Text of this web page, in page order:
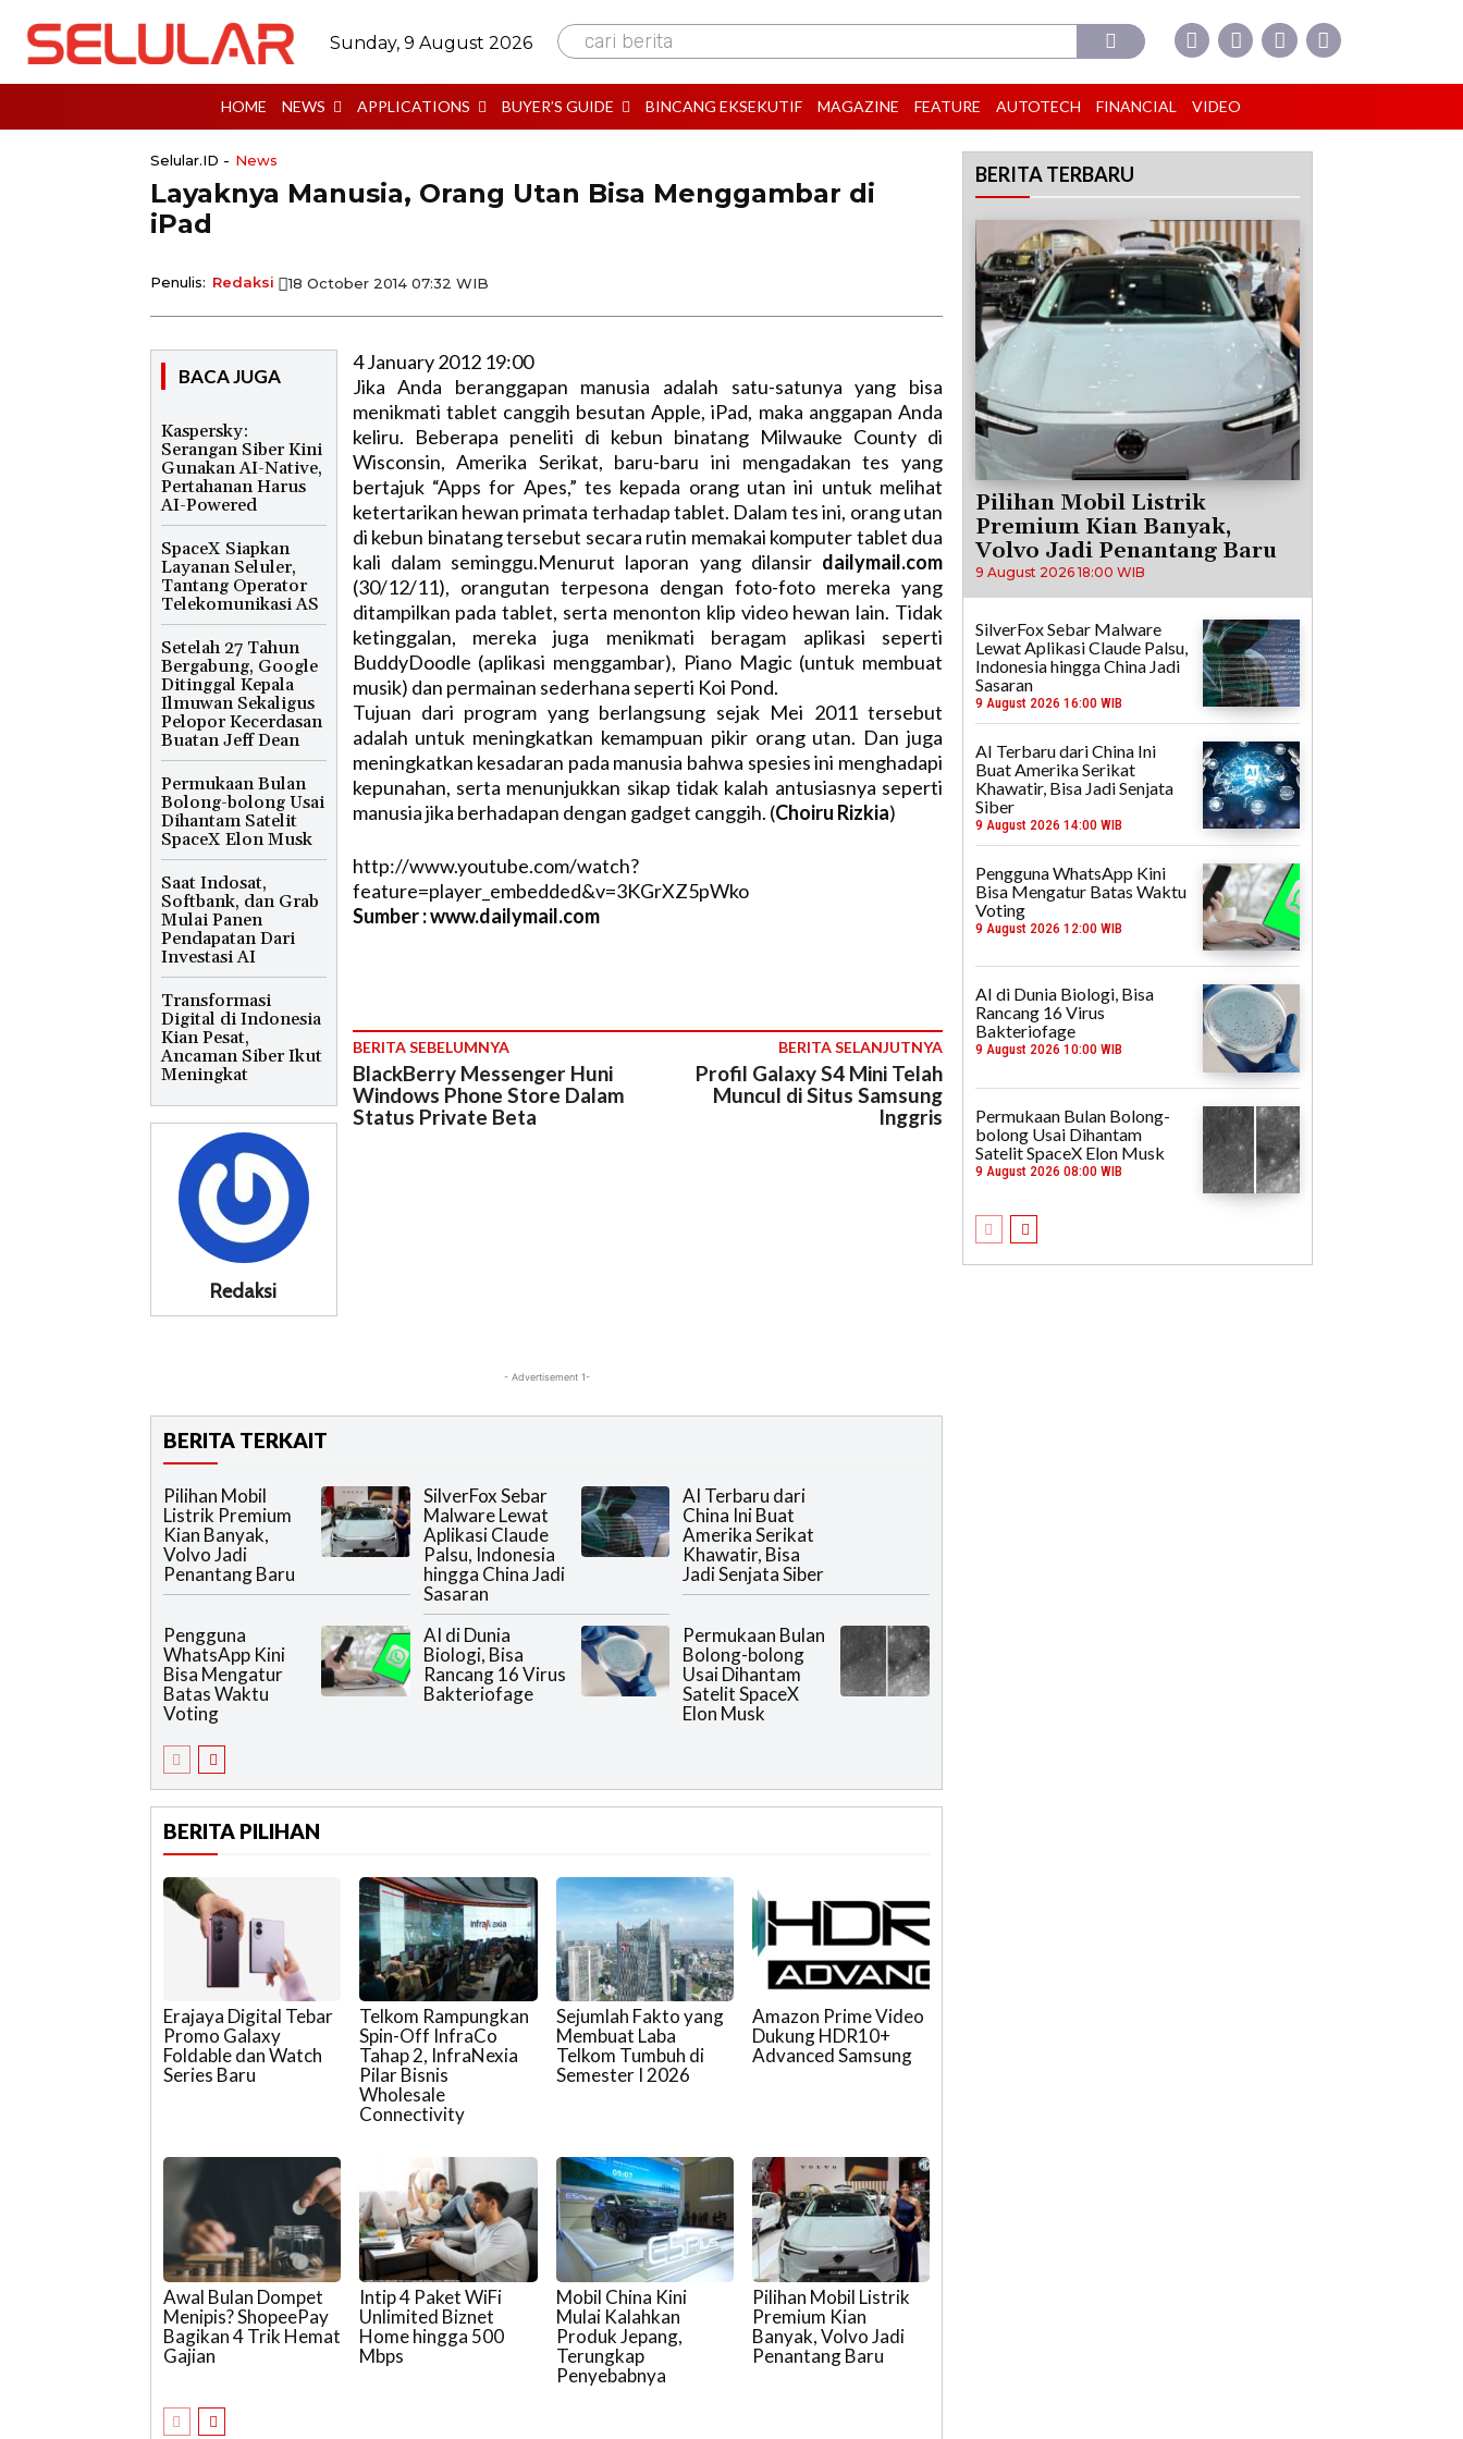
Sunday, 9 August 2026 cari berita
HOME NEWS APPLICATIONS BUYER’S GUIDE BINCANG EKSEKUTIF MAGAZINE FEATURE AUTOTECH FINANCIAL VIDEO
Selular.ID - News
Layaknya Manusia, Orang Utan Bisa Menggambar di
iPad
Penulis: Redaksi 18 October 2014 07:32 WIB
BACA JUGA
Kaspersky:
Serangan Siber Kini
Gunakan AI-Native,
Pertahanan Harus
AI-Powered
SpaceX Siapkan
Layanan Seluler,
Tantang Operator
Telekomunikasi AS
Setelah 27 Tahun
Bergabung, Google
Ditinggal Kepala
Ilmuwan Sekaligus
Pelopor Kecerdasan
Buatan Jeff Dean
Permukaan Bulan
Bolong-bolong Usai
Dihantam Satelit
SpaceX Elon Musk
Saat Indosat,
Softbank, dan Grab
Mulai Panen
Pendapatan Dari
Investasi AI
Transformasi
Digital di Indonesia
Kian Pesat,
Ancaman Siber Ikut
Meningkat
Redaksi
4 January 2012 19:00
Jika Anda beranggapan manusia adalah satu-satunya yang bisa
menikmati tablet canggih besutan Apple, iPad, maka anggapan Anda
keliru. Beberapa peneliti di kebun binatang Milwauke County di
Wisconsin, Amerika Serikat, baru-baru ini mengadakan tes yang
bertajuk “Apps for Apes,” tes kepada orang utan ini untuk melihat
ketertarikan hewan primata terhadap tablet. Dalam tes ini, orang utan
di kebun binatang tersebut secara rutin memakai komputer tablet dua
kali dalam seminggu.Menurut laporan yang dilansir dailymail.com
(30/12/11), orangutan terpesona dengan foto-foto mereka yang
ditampilkan pada tablet, serta menonton klip video hewan lain. Tidak
ketinggalan, mereka juga menikmati beragam aplikasi seperti
BuddyDoodle (aplikasi menggambar), Piano Magic (untuk membuat
musik) dan permainan sederhana seperti Koi Pond.
Tujuan dari program yang berlangsung sejak Mei 2011 tersebut
adalah untuk meningkatkan kemampuan pikir orang utan. Dan juga
meningkatkan kesadaran pada manusia bahwa spesies ini menghadapi
kepunahan, serta menunjukkan sikap tidak kalah antusiasnya seperti
manusia jika berhadapan dengan gadget canggih. (Choiru Rizkia)
http://www.youtube.com/watch?
feature=player_embedded&v=3KGrXZ5pWko
Sumber : www.dailymail.com
BERITA SEBELUMNYA
BlackBerry Messenger Huni
Windows Phone Store Dalam
Status Private Beta
BERITA SELANJUTNYA
Profil Galaxy S4 Mini Telah
Muncul di Situs Samsung
Inggris
- Advertisement 1-
BERITA TERKAIT
Pilihan Mobil
Listrik Premium
Kian Banyak,
Volvo Jadi
Penantang Baru
SilverFox Sebar
Malware Lewat
Aplikasi Claude
Palsu, Indonesia
hingga China Jadi
Sasaran
AI Terbaru dari
China Ini Buat
Amerika Serikat
Khawatir, Bisa
Jadi Senjata Siber
Pengguna
WhatsApp Kini
Bisa Mengatur
Batas Waktu
Voting
AI di Dunia
Biologi, Bisa
Rancang 16 Virus
Bakteriofage
Permukaan Bulan
Bolong-bolong
Usai Dihantam
Satelit SpaceX
Elon Musk
BERITA PILIHAN
Erajaya Digital Tebar
Promo Galaxy
Foldable dan Watch
Series Baru
Telkom Rampungkan
Spin-Off InfraCo
Tahap 2, InfraNexia
Pilar Bisnis
Wholesale
Connectivity
Sejumlah Fakto yang
Membuat Laba
Telkom Tumbuh di
Semester I 2026
Amazon Prime Video
Dukung HDR10+
Advanced Samsung
Awal Bulan Dompet
Menipis? ShopeePay
Bagikan 4 Trik Hemat
Gajian
Intip 4 Paket WiFi
Unlimited Biznet
Home hingga 500
Mbps
Mobil China Kini
Mulai Kalahkan
Produk Jepang,
Terungkap
Penyebabnya
Pilihan Mobil Listrik
Premium Kian
Banyak, Volvo Jadi
Penantang Baru
BERITA TERBARU
Pilihan Mobil Listrik
Premium Kian Banyak,
Volvo Jadi Penantang Baru
9 August 2026 18:00 WIB
SilverFox Sebar Malware
Lewat Aplikasi Claude Palsu,
Indonesia hingga China Jadi
Sasaran
9 August 2026 16:00 WIB
AI Terbaru dari China Ini
Buat Amerika Serikat
Khawatir, Bisa Jadi Senjata
Siber
9 August 2026 14:00 WIB
Pengguna WhatsApp Kini
Bisa Mengatur Batas Waktu
Voting
9 August 2026 12:00 WIB
AI di Dunia Biologi, Bisa
Rancang 16 Virus
Bakteriofage
9 August 2026 10:00 WIB
Permukaan Bulan Bolong-
bolong Usai Dihantam
Satelit SpaceX Elon Musk
9 August 2026 08:00 WIB